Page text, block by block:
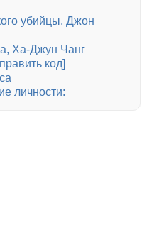
убийцы, Джон
Ха-Джун Чанг
код]
личности: